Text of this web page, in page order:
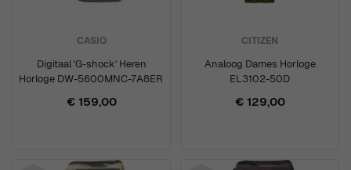
CASIO
Digitaal 'G-shock' Heren
Horloge DW-5600MNC-7A8ER
€ 159,00
CITIZEN
Analoog Dames Horloge
EL3102-50D
€ 129,00